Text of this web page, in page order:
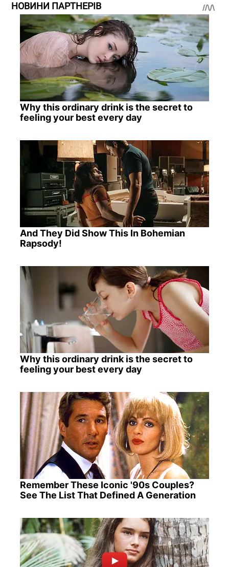
НОВИНИ ПАРТНЕРІВ
Why this ordinary drink is the secret to
feeling your best every day
And They Did Show This In Bohemian
Rapsody!
Why this ordinary drink is the secret to
feeling your best every day
Remember These Iconic '90s Couples?
See The List That Defined A Generation